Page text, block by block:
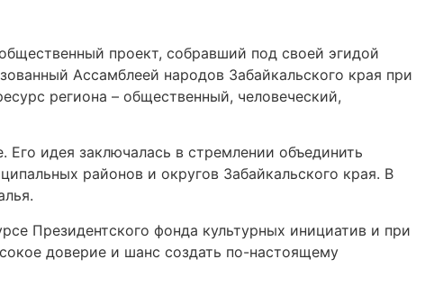
проект, собравший под своей эгидой
Ассамблеей народов Забайкальского края при
региона – общественный, человеческий,
идея заключалась в стремлении объединить
районов и округов Забайкальского края. В
Президентского фонда культурных инициатив и при
доверие и шанс создать по-настоящему